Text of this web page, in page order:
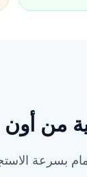
من أون
بسرعة